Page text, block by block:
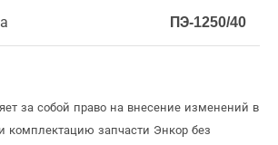
ПЭ-1250/40
за собой право на внесение изменений в
комплектацию запчасти Энкор без